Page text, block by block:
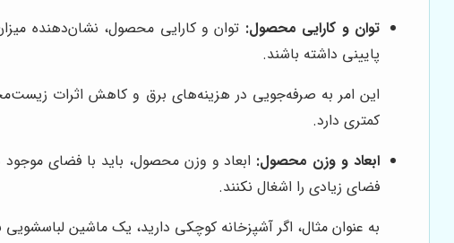
توان و کارایی محصول: توان و کارایی محصول، نشان‌دهنده
پایینی داشته باشند.
کمتری دارد.
ابعاد و وزن محصول: ابعاد و وزن محصول، باید با فضای
فضای زیادی را اشغال نکنند.
به عنوان مثال، اگر آشپزخانه کوچکی دارید، یک ماشین